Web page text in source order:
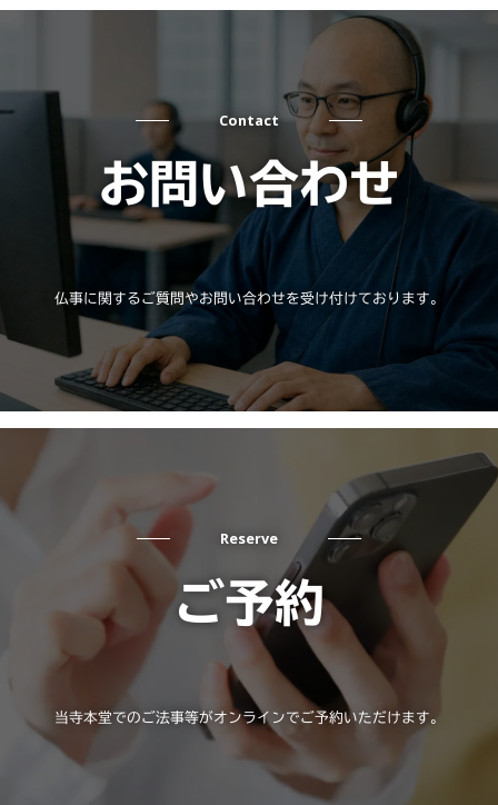
Contact
お問い合わせ
仏事に関するご質問やお問い合わせを受け付けております。
Reserve
ご予約
当寺本堂でのご法事等がオンラインでご予約いただけます。